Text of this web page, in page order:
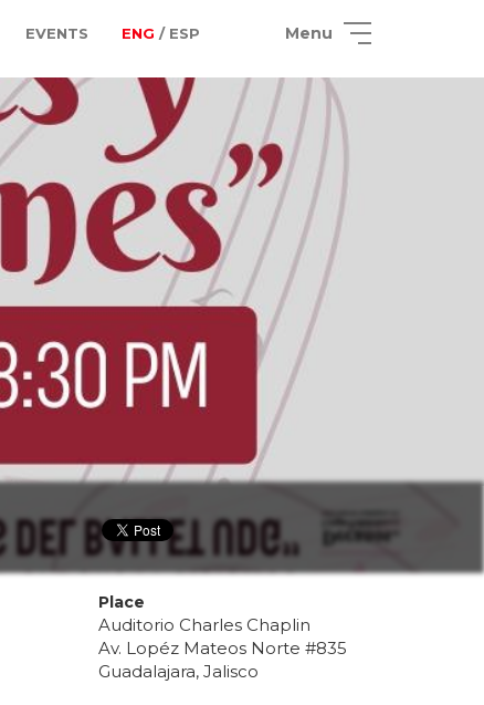
EVENTS ENG / ESP Menu
Place
Auditorio Charles Chaplin
Av. Lopéz Mateos Norte #835
Guadalajara, Jalisco